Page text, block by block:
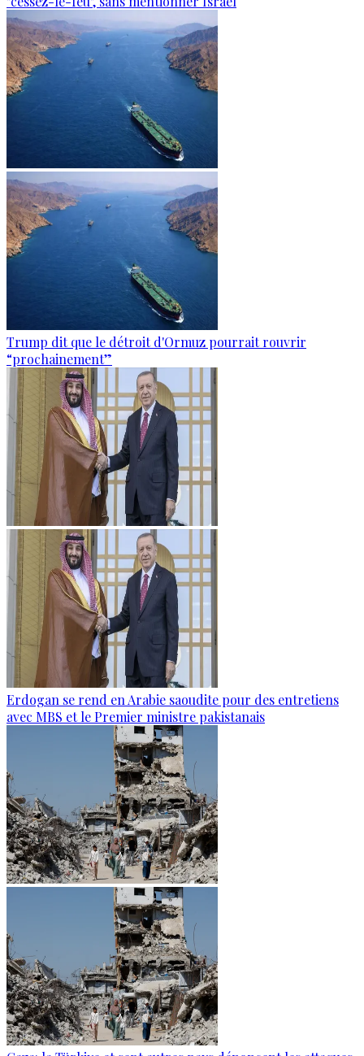
Trump dit que le détroit d'Ormuz pourrait rouvrir
“prochainement”
Erdogan se rend en Arabie saoudite pour des entretiens
avec MBS et le Premier ministre pakistanais